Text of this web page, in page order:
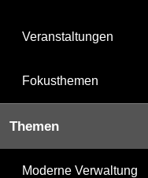
Veranstaltungen
Fokusthemen
Themen
Moderne Verwaltung